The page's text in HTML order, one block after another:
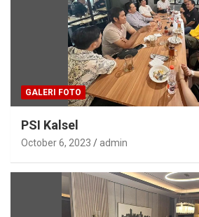
GALERI FOTO
PSI Kalsel
October 6, 2023 admin